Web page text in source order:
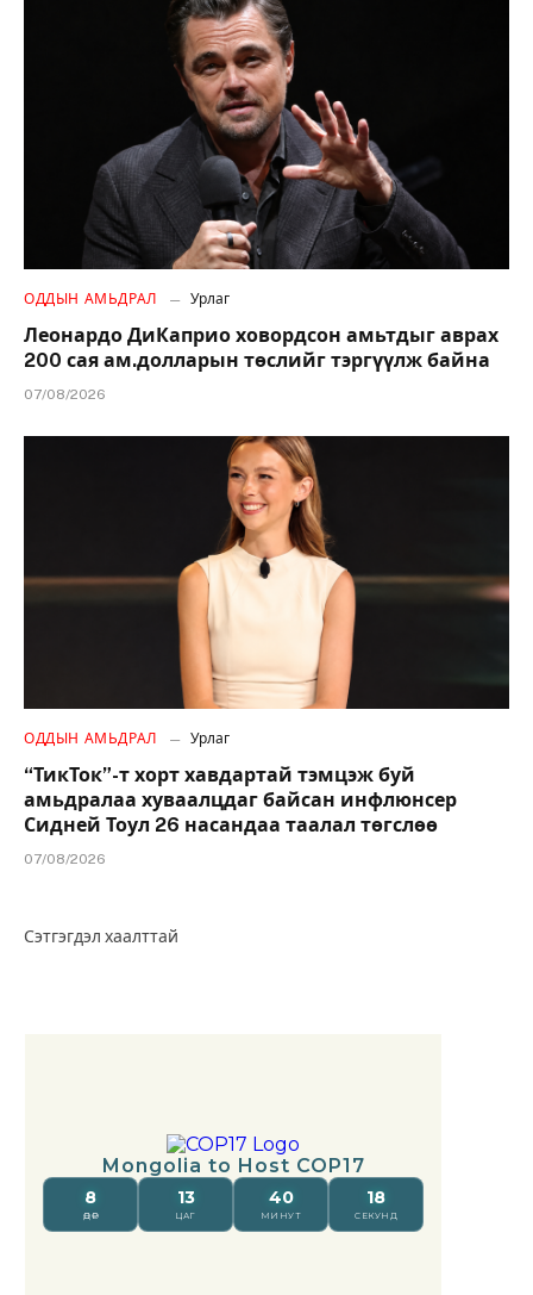
ОДДЫН АМЬДРАЛ Урлаг
Леонардо ДиКаприо ховордсон амьтдыг аврах
200 сая ам.долларын төслийг тэргүүлж байна
07/08/2026
ОДДЫН АМЬДРАЛ Урлаг
“ТикТок”-т хорт хавдартай тэмцэж буй
амьдралаа хуваалцдаг байсан инфлюнсер
Сидней Тоул 26 насандаа таалал төгслөө
07/08/2026
Сэтгэгдэл хаалттай